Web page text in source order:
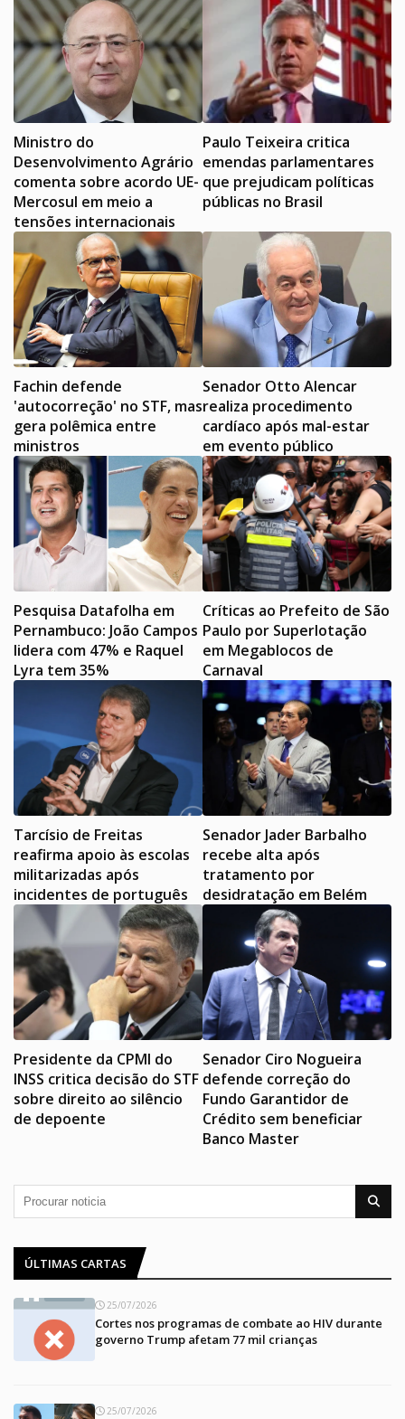
Ministro do
Desenvolvimento Agrário
comenta sobre acordo UE-
Mercosul em meio a
tensões internacionais
Paulo Teixeira critica
emendas parlamentares
que prejudicam políticas
públicas no Brasil
Fachin defende
'autocorreção' no STF, mas
gera polêmica entre
ministros
Senador Otto Alencar
realiza procedimento
cardíaco após mal-estar
em evento público
Pesquisa Datafolha em
Pernambuco: João Campos
lidera com 47% e Raquel
Lyra tem 35%
Críticas ao Prefeito de São
Paulo por Superlotação
em Megablocos de
Carnaval
Tarcísio de Freitas
reafirma apoio às escolas
militarizadas após
incidentes de português
Senador Jader Barbalho
recebe alta após
tratamento por
desidratação em Belém
Presidente da CPMI do
INSS critica decisão do STF
sobre direito ao silêncio
de depoente
Senador Ciro Nogueira
defende correção do
Fundo Garantidor de
Crédito sem beneficiar
Banco Master
ÚLTIMAS CARTAS
25/07/2026
Cortes nos programas de combate ao HIV durante
governo Trump afetam 77 mil crianças
25/07/2026